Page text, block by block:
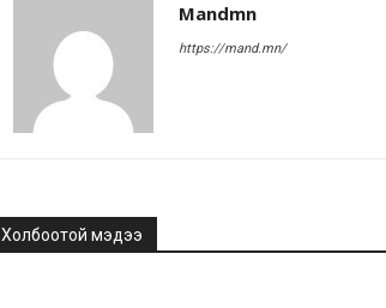
Mandmn
https://mand.mn/
Холбоотой мэдээ